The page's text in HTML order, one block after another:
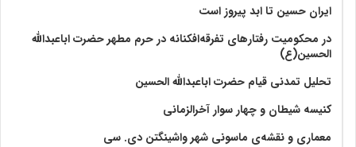
ایران حسین تا ابد پیروز است
در محکومیت رفتارهای تفرقه‌افکنانه در حرم مطهر حضرت اباعبدالله
الحسین(ع)
تحلیل تمدنی قیام حضرت اباعبدالله الحسین
کنیسه شیطان و چهار سوار آخرالزمانی
معماری و نقشه‌ی ماسونی شهر واشينگتن دی. سی